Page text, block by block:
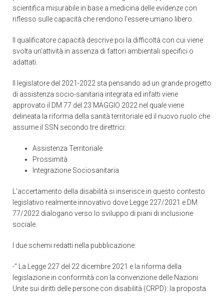
scientifica misurabile in base a medicina delle evidenze con
riflesso sulle capacità che rendono l’essere umano libero.
Il qualificatore capacità descrive poi la difficoltà con cui viene
svolta un’attività in assenza di fattori ambientali specifici o
adattati.
Il legislatore del 2021-2022 sta pensando ad un grande progetto
di assistenza socio-sanitaria integrata ed infatti viene
approvato il DM 77 del 23 MAGGIO 2022 nel quale viene
delineata la riforma della sanità territoriale ed il nuovo ruolo che
assume il SSN secondo tre direttrici:
Assistenza Territoriale
Prossimità
Integrazione Sociosanitaria
L’accertamento della disabilità si inserisce in questo contesto
legislativo realmente innovativo dove Legge 227/2021 e DM
77/2022 dialogano verso lo sviluppo di piani di inclusione
sociale.
I due schemi redatti nella pubblicazione:
-“ La Legge 227 del 22 dicembre 2021 e la riforma della
legislazione in conformità con la convenzione delle Nazioni
Unite sui diritti delle persone con disabilità (CRPD): la proposta